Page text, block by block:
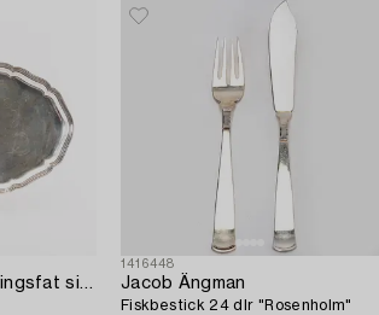
CG Hallberg serveringsfat silver Stockhom 1940.
1416448
Jacob Ängman
Fiskbestick 24 dlr "Rosenholm"